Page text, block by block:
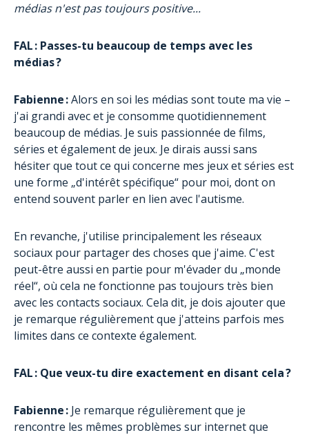
médias n'est pas toujours positive...
FAL : Passes-tu beaucoup de temps avec les
médias ?
Fabienne :Alors en soi les médias sont toute ma vie –
j'ai grandi avec et je consomme quotidiennement
beaucoup de médias. Je suis passionnée de films,
séries et également de jeux. Je dirais aussi sans
hésiter que tout ce qui concerne mes jeux et séries est
une forme „d'intérêt spécifique“ pour moi, dont on
entend souvent parler en lien avec l'autisme.
En revanche, j'utilise principalement les réseaux
sociaux pour partager des choses que j'aime. C'est
peut-être aussi en partie pour m'évader du „monde
réel“, où cela ne fonctionne pas toujours très bien
avec les contacts sociaux. Cela dit, je dois ajouter que
je remarque régulièrement que j'atteins parfois mes
limites dans ce contexte également.
FAL : Que veux-tu dire exactement en disant cela ?
Fabienne : Je remarque régulièrement que je
rencontre les mêmes problèmes sur internet que